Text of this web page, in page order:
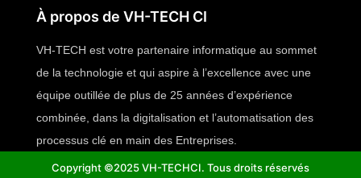
À propos de VH-TECH CI
VH-TECH est votre partenaire informatique au sommet
de la technologie et qui aspire à l’excellence avec une
équipe outillée de plus de 25 années d’expérience
combinée, dans la digitalisation et l’automatisation des
processus clé en main des Entreprises.
Copyright ©2025 VH-TECHCI. Tous droits réservés